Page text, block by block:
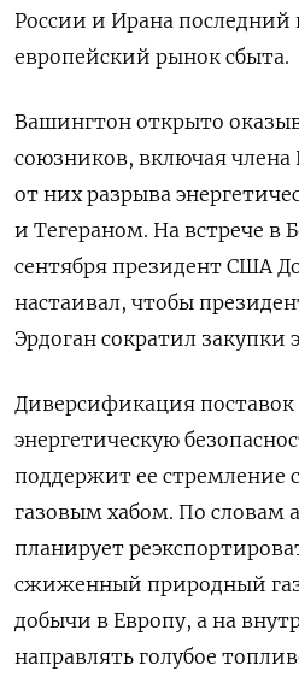
России и Ирана последний
европейский рынок сбыта.
Вашингтон открыто
союзников, включая
от них разрыва
и Тегераном. На встрече в
сентября президент США
настаивал, чтобы
Эрдоган сократил закупки
Диверсификация поставок
энергетическую
поддержит ее стремление
газовым хабом. По словам
планирует
сжиженный природный газ
добычи в Европу, а на
направлять голубое